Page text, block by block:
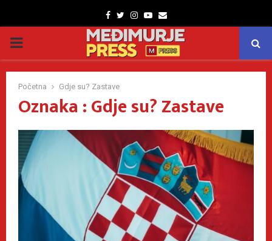
Facebook
TwitterInstagram
Youtube
Email
PRIMARY
MENU
Početna Gdje su? Zastave
Oznaka : Gdje su? Zastave